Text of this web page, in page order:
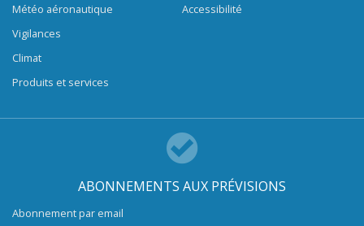
Météo aéronautique
Vigilances
Climat
Produits et services
Accessibilité
ABONNEMENTS AUX PRÉVISIONS
Abonnement par email